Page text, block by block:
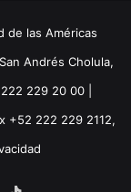
de las Américas
Andrés Cholula,
229 20 00 |
+52 222 229 2112,